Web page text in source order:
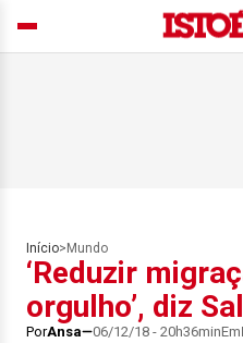
Início> Mundo
‘Reduzir
orgulho’, diz
PorAnsa 06/12/18 - 20h36minEm